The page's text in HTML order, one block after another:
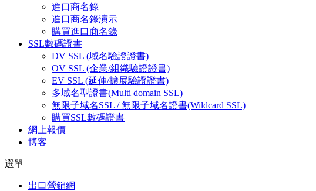
進口商名錄
進口商名錄演示
購買進口商名錄
SSL數碼證書
DV SSL (域名驗證證書)
OV SSL (企業/組織驗證證書)
EV SSL (延伸/擴展驗證證書)
多域名型證書(Multi domain SSL)
無限子域名SSL / 無限子域名證書(Wildcard SSL)
購買SSL數碼證書
網上報價
博客
選單
出口營銷網